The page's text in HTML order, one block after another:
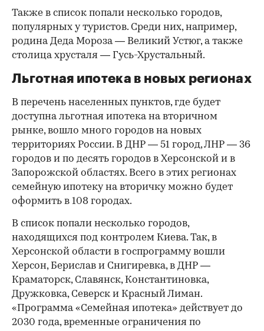
Также в список попали несколько городов,
популярных у туристов. Среди них, например,
родина Деда Мороза — Великий Устюг, а также
столица хрусталя — Гусь-Хрустальный.
Льготная ипотека в новых регионах
В перечень населенных пунктов, где будет
доступна льготная ипотека на вторичном
рынке, вошло много городов на новых
территориях России. В ДНР — 51 город, ЛНР — 36
городов и по десять городов в Херсонской и в
Запорожской областях. Всего в этих регионах
семейную ипотеку на вторичку можно будет
оформить в 108 городах.
В список попали несколько городов,
находящихся под контролем Киева. Так, в
Херсонской области в госпрограмму вошли
Херсон, Берислав и Снигиревка, в ДНР —
Краматорск, Славянск, Константиновка,
Дружковка, Северск и Красный Лиман.
«Программа «Семейная ипотека» действует до
2030 года, временные ограничения по